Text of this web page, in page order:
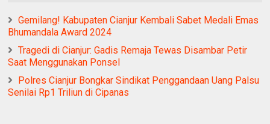
Gemilang! Kabupaten Cianjur Kembali Sabet Medali Emas
Bhumandala Award 2024
Tragedi di Cianjur: Gadis Remaja Tewas Disambar Petir
Saat Menggunakan Ponsel
Polres Cianjur Bongkar Sindikat Penggandaan Uang Palsu
Senilai Rp1 Triliun di Cipanas